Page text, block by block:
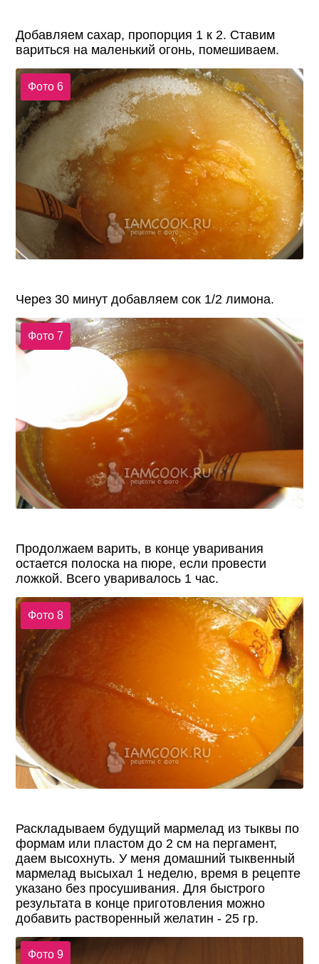
Добавляем сахар, пропорция 1 к 2. Ставим
вариться на маленький огонь, помешиваем.
Фото 6
Через 30 минут добавляем сок 1/2 лимона.
Фото 7
Продолжаем варить, в конце уваривания
остается полоска на пюре, если провести
ложкой. Всего уваривалось 1 час.
Фото 8
Раскладываем будущий мармелад из тыквы по
формам или пластом до 2 см на пергамент,
даем высохнуть. У меня домашний тыквенный
мармелад высыхал 1 неделю, время в рецепте
указано без просушивания. Для быстрого
результата в конце приготовления можно
добавить растворенный желатин - 25 гр.
Фото 9